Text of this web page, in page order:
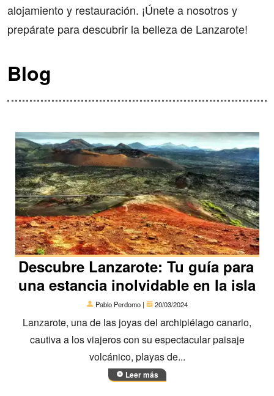
alojamiento y restauración. ¡Únete a nosotros y
prepárate para descubrir la belleza de Lanzarote!
Blog
Descubre Lanzarote: Tu guía para
una estancia inolvidable en la isla
Pablo Perdomo | 20/03/2024
Lanzarote, una de las joyas del archipiélago canario,
cautiva a los viajeros con su espectacular paisaje
volcánico, playas de...
Leer más